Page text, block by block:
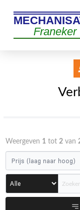
Franeker
Weergeven 1tot 2van